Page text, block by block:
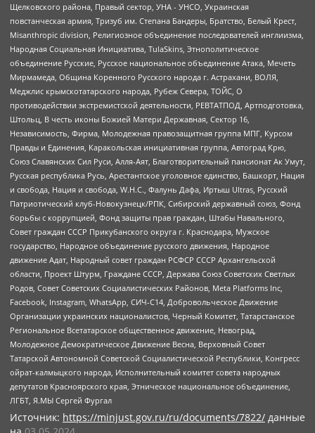
Щелковского района, Правый сектор, УНА - УНСО, Украинская
повстанческая армия, Тризуб им. Степана Бандеры, Братство, Белый Крест,
Misanthropic division, Религиозное объединение последователей инглиизма,
Народная Социальная Инициатива, TulaSkins, Этнополитическое
объединение Русские, Русское национальное объединение Атака, Мечеть
Мирмамеда, Община Коренного Русского народа г. Астрахани, ВОЛЯ,
Меджлис крымскотатарского народа, Рубеж Севера, ТОЙС, О
противодействии экстремистской деятельности, РЕВТАТПОД, Артподготовка,
Штольц, В честь иконы Божией Матери Державная, Сектор 16,
Независимость, Фирма, Молодежная правозащитная группа МПГ, Курсом
Правды и Единения, Каракольская инициативная группа, Автоград Крю,
Союз Славянских Сил Руси, Алля-Аят, Благотворительный пансионат Ак Умут,
Русская республика Русь, Арестантское уголовное единство, Башкорт, Нация
и свобода, Нация и свобода, W.H.С., Фалунь Дафа, Иртыш Ultras, Русский
Патриотический клуб-Новокузнецк/РПК, Сибирский державный союз, Фонд
борьбы с коррупцией, Фонд защиты прав граждан, Штабы Навального,
Совет граждан СССР Прикубанского округа г. Краснодара, Мужское
государство, Народное объединение русского движения, Народное
движение Адат, Народный совет граждан РСФСР СССР Архангельской
области, Проект Штурм, Граждане СССР, Держава Союз Советских Светлых
Родов, Совет Советских Социалистических Районов, Meta Platforms Inc,
Facebook, Instagram, WhatsApp, СИЧ-С14, Добровольческое Движение
Организации украинских националистов, Черный Комитет, Татарстанское
Региональное Всетатарское общественное движение, Невоград,
Молодежное Демократическое Движение Весна, Верховный Совет
Татарской Автономной Советской Социалистической Республики, Конгресс
ойрат-калмыцкого народа, Исполнительный комитет совета народных
депутатов Красноярского края, Этническое национальное объединение,
ЛГБТ, Я.МЫ Сергей Фургал
Источник: https://minjust.gov.ru/ru/documents/7822/ данные